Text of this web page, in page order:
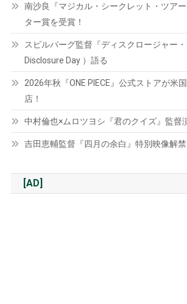
南沙良『マジカル・シークレット・ツア
ター賞を受賞！
スピルバーグ監督『ディスクロージャー
Disclosure Day ）語る
2026年秋『ONE PIECE』公式ストアが米
店！
中村倫也×ムロツヨシ『君のクイズ』監督
吉田恵輔監督『四月の余白』特別映像解禁
[AD]